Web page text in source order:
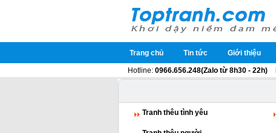
Trang chủ Tin tức Giới thiệu
Hotline: 0966.656.248(Zalo từ 8h30 - 22h)
Tranh thêu tình yêu